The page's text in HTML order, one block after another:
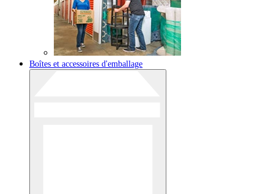
Boîtes et accessoires d'emballage